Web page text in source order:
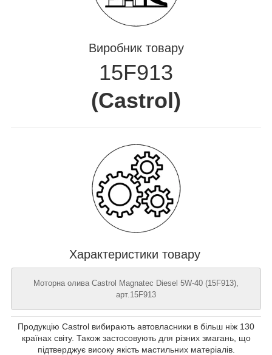
Виробник товару
15F913
(Castrol)
Характеристики товару
Моторна олива Castrol Magnatec Diesel 5W-40 (15F913),
арт.15F913
Продукцію Castrol вибирають автовласники в більш ніж 130
країнах світу. Також застосовують для різних змагань, що
підтверджує високу якість мастильних матеріалів.